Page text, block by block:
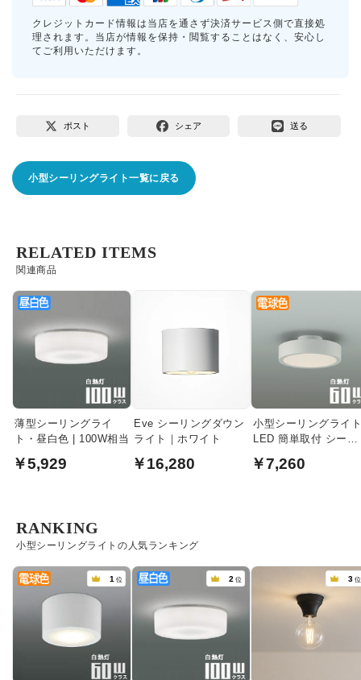
クレジットカード情報は当店を通さず決済サービス側で直接処
理されます。当店が情報を保持・閲覧することはなく、安心し
てご利用いただけます。
ポスト シェア 送る
小型シーリングライト一覧に戻る
関連商品
RELATED ITEMS
薄型シーリングライ
ト・昼白色 | 100W相当
￥5,929
Eve シーリングダウン
ライト｜ホワイト
￥16,280
小型シーリングライ
LED 簡単取付 シーリ
￥7,260
小型シーリングライトの人気ランキング
RANKING
1 位 2 位 3 位